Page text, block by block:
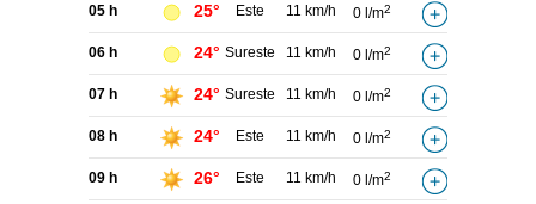
05 h 25° Este 11 km/h 0 l/m2
06 h 24° Sureste 11 km/h 0 l/m2
07 h 24° Sureste 11 km/h 0 l/m2
08 h 24° Este 11 km/h 0 l/m2
09 h 26° Este 11 km/h 0 l/m2